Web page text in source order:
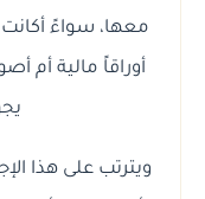
معها، سواءً أكانت
أوراقاً مالية أم
ويترتب على هذا